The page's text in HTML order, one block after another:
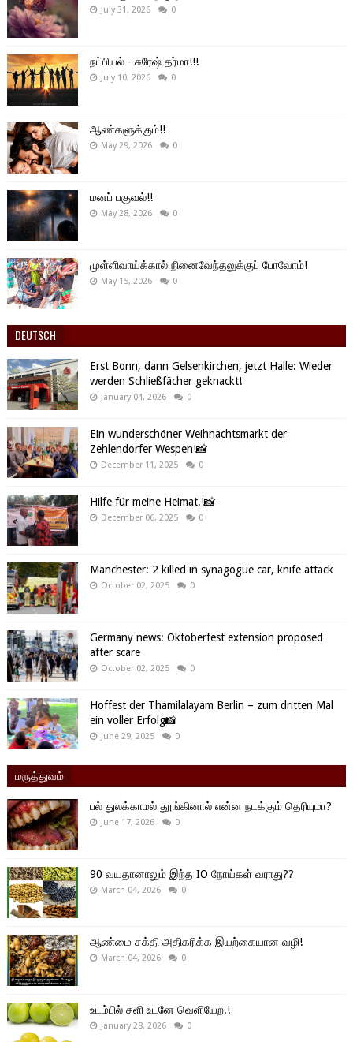
July 31, 2026 0
நட்பியல் - சுரேஷ் தர்மா!!!
July 10, 2026 0
ஆண்களுக்கும்!!
May 29, 2026 0
மனப் பகுவல்!!
May 28, 2026 0
முள்ளிவாய்க்கால் நினைவேந்தலுக்குப் போவோம்!
May 15, 2026 0
DEUTSCH
Erst Bonn, dann Gelsenkirchen, jetzt Halle: Wieder
werden Schließfächer geknackt!
January 04, 2026 0
Ein wunderschöner Weihnachtsmarkt der
Zehlendorfer Wespen!📸
December 11, 2025 0
Hilfe für meine Heimat.!📸
December 06, 2025 0
Manchester: 2 killed in synagogue car, knife attack
October 02, 2025 0
Germany news: Oktoberfest extension proposed
after scare
October 02, 2025 0
Hoffest der Thamilalayam Berlin – zum dritten Mal
ein voller Erfolg📸
June 29, 2025 0
மருத்துவம்
பல் துலக்காமல் தூங்கினால் என்ன நடக்கும் தெரியுமா?
June 17, 2026 0
90 வயதானாலும் இந்த IO நோய்கள் வராது??
March 04, 2026 0
ஆண்மை சக்தி அதிகரிக்க இயற்கையான வழி!
March 04, 2026 0
உடம்பில் சளி உடனே வெளியேற.!
January 28, 2026 0